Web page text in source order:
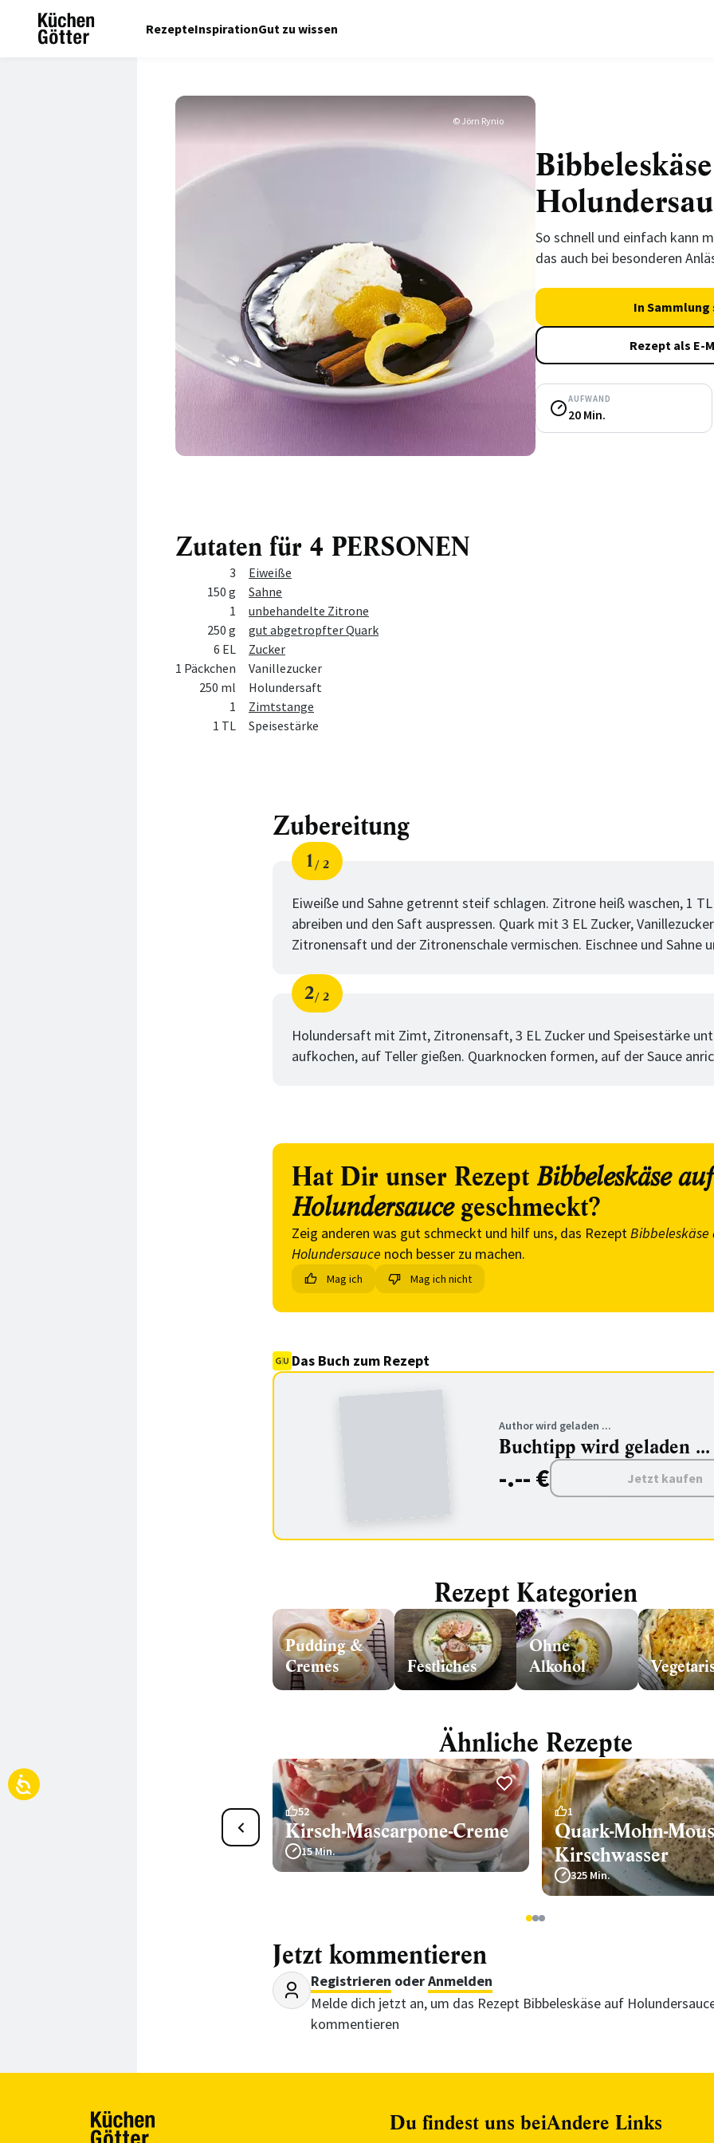
RezepteInspirationGut zu wissen
© Jörn Rynio
So schnell und einfach kann
das auch bei besonderen
In Sammlung
Rezept als E-
AUFWAND
20 Min.
Zutaten für 4 PERSONEN
Zutat
3
Eiweiße
150 g
Sahne
1
unbehandelte Zitrone
250 g
gut abgetropfter Quark
6 EL
Zucker
1 Päckchen
Vanillezucker
250 ml
Holundersaft
1
Zimtstange
1 TL
Speisestärke
Zubereitung
Schritt
1
von
2
Eiweiße und Sahne getrennt steif schlagen. Zitrone heiß waschen, 1 TL
abreiben und den Saft auspressen. Quark mit 3 EL Zucker,
Zitronensaft und der Zitronenschale vermischen. Eischnee und Sahne
Schritt
2
von
2
Holundersaft mit Zimt, Zitronensaft, 3 EL Zucker und Speisestärke
aufkochen, auf Teller gießen. Quarknocken formen, auf der Sauce
Hat Dir unser Rezept Bibbeleskäse auf
Holundersaucegeschmeckt?
Zeig anderen was gut schmeckt und hilf uns, das RezeptBibbeleskäse
Holundersauce noch besser zu machen.
Mag ich Mag ich nicht
Das Buch zum Rezept
Author wird geladen ...
Buchtipp wird geladen ...
-.-- € Jetzt kaufen
Rezept Kategorien
Pudding &
Cremes
Festliches
Ohne
Alkohol
Ähnliche Rezepte
Quark-Frischkäse-Creme
52
Kirsch-Mascarpone-Creme
15 Min.
1
Quark-Mohn-
Kirschwasser
325 Min.
123
Jetzt kommentieren
Registrieren oderAnmelden
Melde dich jetzt an, um das Rezept Bibbeleskäse auf
kommentieren
Du findest uns beiAndere Links